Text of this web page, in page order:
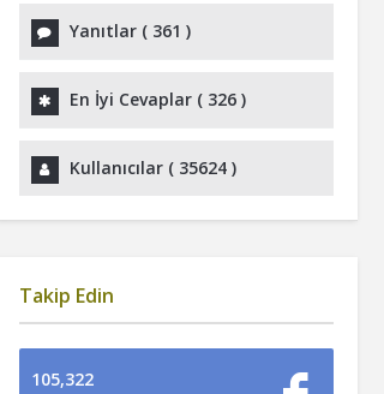
Yanıtlar ( 361 )
En İyi Cevaplar ( 326)
Kullanıcılar ( 35624)
Takip Edin
105,322